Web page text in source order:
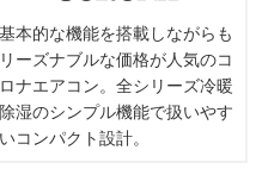
基本的な機能を搭載しながらも
リーズナブルな価格が人気のコ
ロナエアコン。全シリーズ冷暖
除湿のシンプル機能で扱いやす
いコンパクト設計。